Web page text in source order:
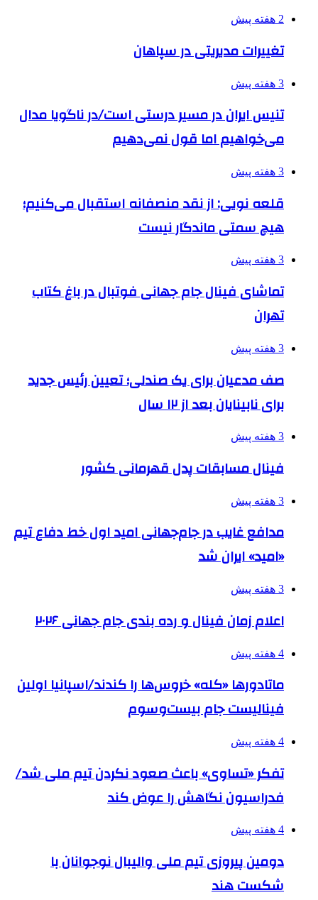
2 هفته پیش
تغییرات مدیریتی در سپاهان
3 هفته پیش
تنیس ایران در مسیر درستی است/در ناگویا مدال
می‌خواهیم اما قول نمی‌دهیم
3 هفته پیش
قلعه نویی: از نقد منصفانه استقبال می‌کنیم؛
هیچ سمتی ماندگار نیست
3 هفته پیش
تماشای فینال جام جهانی فوتبال در باغ کتاب
تهران
3 هفته پیش
صف مدعیان برای یک صندلی؛ تعیین رئیس جدید
برای نابینایان بعد از ۱۲ سال
3 هفته پیش
فینال مسابقات پدل قهرمانی کشور
3 هفته پیش
مدافع غایب در جام‌جهانی امید اول خط دفاع تیم
«امید» ایران شد
3 هفته پیش
اعلام زمان فینال و رده بندی جام جهانی ۲۰۲۶
4 هفته پیش
ماتادورها «کله» خروس‌ها را کندند/اسپانیا اولین
فینالیست جام بیست‌وسوم
4 هفته پیش
تفکر «تساوی» باعث صعود نکردن تیم ملی شد/
فدراسیون نگاهش را عوض کند
4 هفته پیش
دومین پیروزی تیم ملی والیبال نوجوانان با
شکست هند